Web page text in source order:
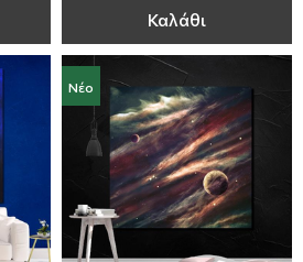
Καλάθι
Νέο